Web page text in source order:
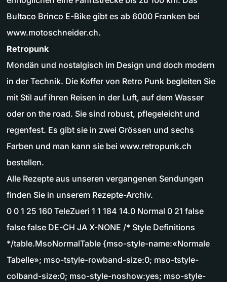
Bultaco Brinco E-Bike gibt es ab 6000 Franken bei
www.motoschneider.ch.
Retropunk
Mondän und nostalgisch im Design und doch modern
in der Technik. Die Koffer von Retro Punk begleiten Sie
mit Stil auf ihren Reisen in der Luft, auf dem Wasser
oder on the road. Sie sind robust, pflegeleicht und
regenfest. Es gibt sie in zwei Grössen und sechs
Farben und man kann sie bei www.retropunk.ch
bestellen.
Alle Rezepte aus unseren vergangenen Sendungen
finden Sie in unserem Rezepte-Archiv.
0 0 1 25 160 TeleZueri 1 1 184 14.0 Normal 0 21 false
false false DE-CH JA X-NONE /* Style Definitions
*/table.MsoNormalTable {mso-style-name:«Normale
Tabelle»; mso-tstyle-rowband-size:0; mso-tstyle-
colband-size:0; mso-style-noshow:yes; mso-style-